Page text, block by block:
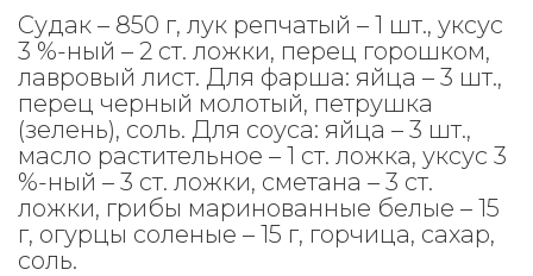
Судак – 850 г, лук репчатый – 1 шт., уксус
3 %-ный – 2 ст. ложки, перец горошком,
лавровый лист. Для фарша: яйца – 3 шт.,
перец черный молотый, петрушка
(зелень), соль. Для соуса: яйца – 3 шт.,
масло растительное – 1 ст. ложка, уксус 3
%-ный – 3 ст. ложки, сметана – 3 ст.
ложки, грибы маринованные белые – 15
г, огурцы соленые – 15 г, горчица, сахар,
соль.